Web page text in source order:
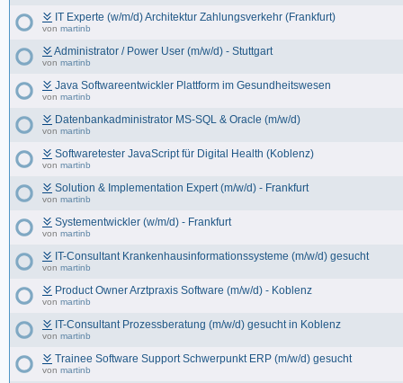
IT Experte (w/m/d) Architektur Zahlungsverkehr (Frankfurt)
von martinb
Administrator / Power User (m/w/d) - Stuttgart
von martinb
Java Softwareentwickler Plattform im Gesundheitswesen
von martinb
Datenbankadministrator MS-SQL & Oracle (m/w/d)
von martinb
Softwaretester JavaScript für Digital Health (Koblenz)
von martinb
Solution & Implementation Expert (m/w/d) - Frankfurt
von martinb
Systementwickler (w/m/d) - Frankfurt
von martinb
IT-Consultant Krankenhausinformationssysteme (m/w/d) gesucht
von martinb
Product Owner Arztpraxis Software (m/w/d) - Koblenz
von martinb
IT-Consultant Prozessberatung (m/w/d) gesucht in Koblenz
von martinb
Trainee Software Support Schwerpunkt ERP (m/w/d) gesucht
von martinb